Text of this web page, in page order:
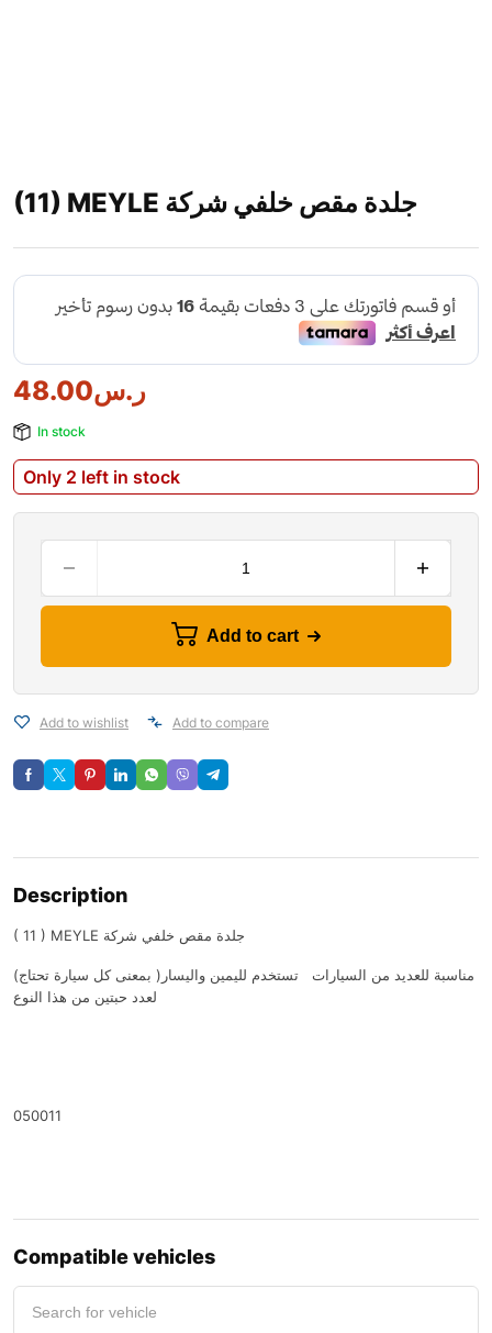
(11) MEYLE جلدة مقص خلفي شركة
ر.س48.00
In stock
Only 2 left in stock
Add to cart
Add to wishlist Add to compare
Description
( 11 ) MEYLE جلدة مقص خلفي شركة
(مناسبة للعديد من السيارات تستخدم لليمين واليسار( بمعنى كل سيارة تحتاج
لعدد حبتين من هذا النوع
050011
Compatible vehicles